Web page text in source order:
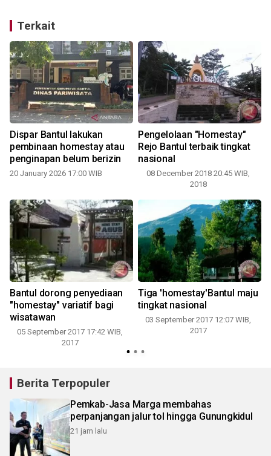
Terkait
Dispar Bantul lakukan
pembinaan homestay atau
penginapan belum berizin
20 January 2026 17:00 WIB
Pengelolaan "Homestay"
Rejo Bantul terbaik tingkat
nasional
08 December 2018 20:45 WIB,
2018
Bantul dorong penyediaan
"homestay" variatif bagi
wisatawan
05 September 2017 17:42 WIB,
2017
Tiga 'homestay'Bantul maju
tingkat nasional
03 September 2017 12:07 WIB,
2017
Berita Terpopuler
Pemkab-Jasa Marga membahas
perpanjangan jalur tol hingga Gunungkidul
21 jam lalu